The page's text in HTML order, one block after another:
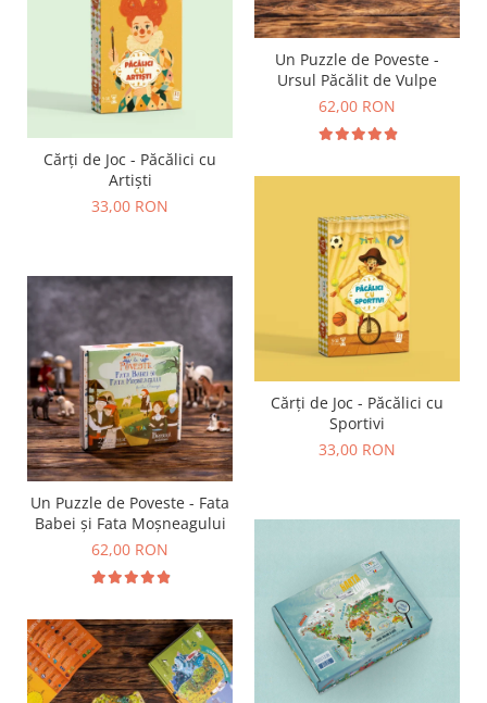
Un Puzzle de Poveste -
Ursul Păcălit de Vulpe
62,00 RON
Cărți de Joc - Păcălici cu
Artiști
33,00 RON
Cărți de Joc - Păcălici cu
Sportivi
33,00 RON
Un Puzzle de Poveste - Fata
Babei și Fata Moșneagului
62,00 RON